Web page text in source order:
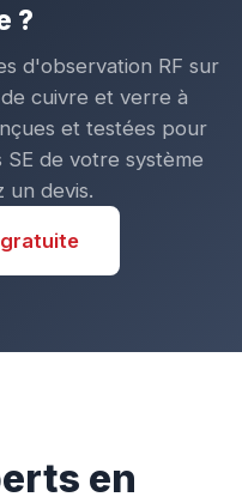
?
d'observation RF sur
cuivre et verre à
et testées pour
de votre système
un devis.
en